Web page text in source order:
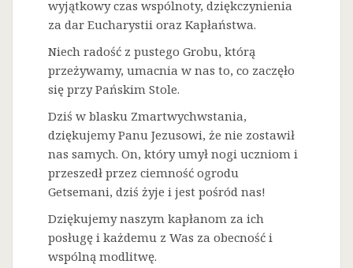
wyjątkowy czas wspólnoty, dziękczynienia
za dar Eucharystii oraz Kapłaństwa.
Niech radość z pustego Grobu, którą
przeżywamy, umacnia w nas to, co zaczęło
się przy Pańskim Stole.
Dziś w blasku Zmartwychwstania,
dziękujemy Panu Jezusowi, że nie zostawił
nas samych. On, który umył nogi uczniom i
przeszedł przez ciemność ogrodu
Getsemani, dziś żyje i jest pośród nas!
Dziękujemy naszym kapłanom za ich
posługę i każdemu z Was za obecność i
wspólną modlitwę.